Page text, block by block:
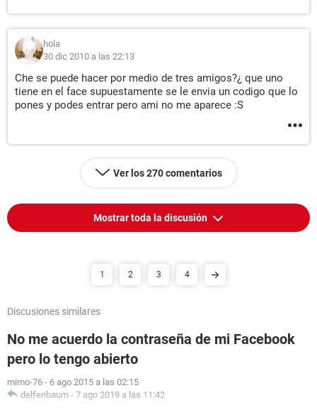
hola
30 dic 2010 a las 22:13
Che se puede hacer por medio de tres amigos?¿ que uno
tiene en el face supuestamente se le envia un codigo que lo
pones y podes entrar pero ami no me aparece :S
Ver los 270 comentarios
Mostrar toda la discusión
1 2 3 4
Discusiones similares
No me acuerdo la contraseña de mi Facebook
pero lo tengo abierto
mimo-76 - 6 ago 2015 a las 02:15
delfenbaum - 7 ago 2019 a las 11:42